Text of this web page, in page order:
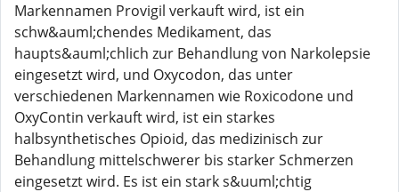
Markennamen Provigil verkauft wird, ist ein
schw&auml;chendes Medikament, das
haupts&auml;chlich zur Behandlung von Narkolepsie
eingesetzt wird, und Oxycodon, das unter
verschiedenen Markennamen wie Roxicodone und
OxyContin verkauft wird, ist ein starkes
halbsynthetisches Opioid, das medizinisch zur
Behandlung mittelschwerer bis starker Schmerzen
eingesetzt wird. Es ist ein stark s&uuml;chtig